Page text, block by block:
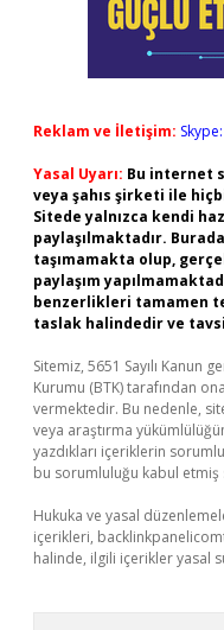
Reklam ve İletişim:
Yasal Uyarı: Bu internet
veya şahıs şirketi ile
Sitede yalnızca kendi
paylaşılmaktadır.
taşımamakta olup,
paylaşım
benzerlikleri tamamen
taslak halindedir ve
Sitemiz, 5651 Sayılı Kanun
Kurumu (BTK) tarafından
vermektedir. Bu nedenle,
veya araştırma
yazdıkları içeriklerin
bu sorumluluğu kabul etmiş
Hukuka ve yasal
içerikleri,
halinde, ilgili içerikler yasal